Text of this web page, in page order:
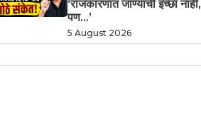
‘राजकारणात जाण्याची इच्छा नाही,
पण…’
5 August 2026